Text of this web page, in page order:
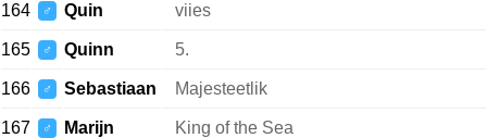
164 ♂ Quin viies
165 ♂ Quinn 5.
166 ♂ Sebastiaan Majesteetlik
167 ♂ Marijn King of the Sea